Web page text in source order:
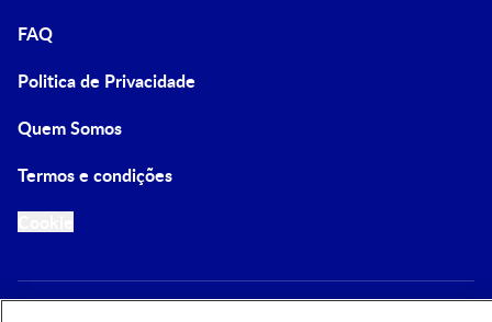
FAQ
Politica de Privacidade
Quem Somos
Termos e condições